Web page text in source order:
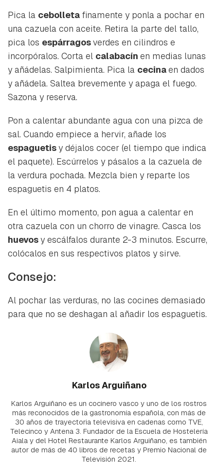
Pica la cebolleta finamente y ponla a pochar en
una cazuela con aceite. Retira la parte del tallo,
pica los espárragosverdes en cilindros e
incorpóralos. Corta el calabacín en medias lunas
y añádelas. Salpimienta. Pica la cecinaen dados
y añádela. Saltea brevemente y apaga el fuego.
Sazona y reserva.
Pon a calentar abundante agua con una pizca de
sal. Cuando empiece a hervir, añade los
espaguetisy déjalos cocer (el tiempo que indica
el paquete). Escúrrelos y pásalos a la cazuela de
la verdura pochada. Mezcla bien y reparte los
espaguetis en 4 platos.
En el último momento, pon agua a calentar en
otra cazuela con un chorro de vinagre. Casca los
huevosy escálfalos durante 2-3 minutos. Escurre,
colócalos en sus respectivos platos y sirve.
Consejo:
Al pochar las verduras, no las cocines demasiado
para que no se deshagan al añadir los espaguetis.
Karlos Arguiñano
Karlos Arguiñano es un cocinero vasco y uno de los rostros
más reconocidos de la gastronomía española, con más de
30 años de trayectoria televisiva en cadenas como TVE,
Telecinco y Antena 3. Fundador de la Escuela de Hostelería
Aiala y del Hotel Restaurante Karlos Arguiñano, es también
autor de más de 40 libros de recetas y Premio Nacional de
Televisión 2021.